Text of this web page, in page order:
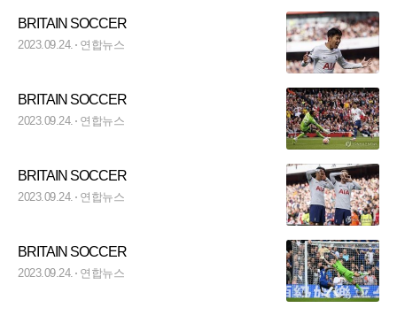
BRITAIN SOCCER
2023.09.24. 연합뉴스
BRITAIN SOCCER
2023.09.24. 연합뉴스
BRITAIN SOCCER
2023.09.24. 연합뉴스
BRITAIN SOCCER
2023.09.24. 연합뉴스